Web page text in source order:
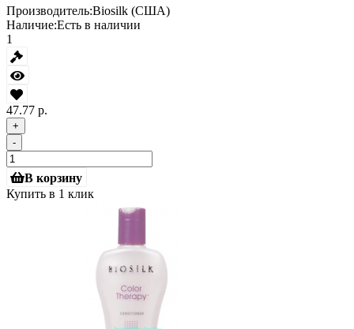
Производитель:Biosilk (США)
Наличие:Есть в наличии
1
47.77 р.
+
-
В корзину
Купить в 1 клик